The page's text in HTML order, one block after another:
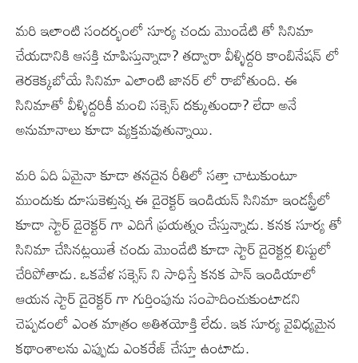
మరి ఇలాంటి సందర్భంలో సూర్య చందు మొండేటి తో సినిమా
చేయడానికి ఆసక్తి చూపిస్తున్నాడా? తద్వారా వీళ్ళిద్దరి కాంబినేషన్ లో
తెరకెక్కబోయే సినిమా ఎలాంటి జానర్ లో రాబోతుంది. ఈ
సినిమాతో వీళ్ళిద్దరికీ మంచి సక్సెస్ దక్కుతుందా? లేదా అనే
అనుమానాలు కూడా వ్యక్తమవుతున్నాయి.
మరి ఏది ఏమైనా కూడా తనదైన రీతిలో సత్తా చాటుకుంటూ
ముందుకు దూసుకెళ్తున్న ఈ డైరెక్టర్ ఇండియన్ సినిమా ఇండస్ట్రీలో
కూడా స్టార్ డైరెక్టర్ గా ఎదిగే ప్రయత్నం చేస్తున్నాడు. కనక సూర్య తో
సినిమా చేసినట్లయితే చందు మొండేటి కూడా స్టార్ డైరెక్టర్ల లిస్టులో
చేరిపోతాడు. ఒకవేళ సక్సెస్ ని సాధిస్తే కనక పాన్ ఇండియాలో
ఆయన స్టార్ డైరెక్టర్ గా గుర్తింపును సంపాదించుకుంటాడని
చెప్పడంలో ఎంత మాత్రం అతిశయోక్తి లేదు. ఇక సూర్య వైవిధ్యమైన
కథాంశాలను ఎప్పుడు ఎంకరేజ్ చేస్తూ ఉంటాడు.